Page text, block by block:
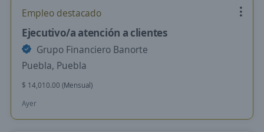
Empleo destacado
Ejecutivo/a atención a clientes
Grupo Financiero Banorte
Puebla, Puebla
$ 14,010.00 (Mensual)
Ayer